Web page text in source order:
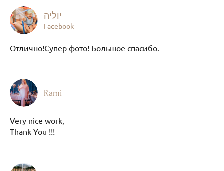
יוליה
Facebook
Отлично!Супер фото! Большое спасибо.
Rami
Very nice work,
Thank You !!!